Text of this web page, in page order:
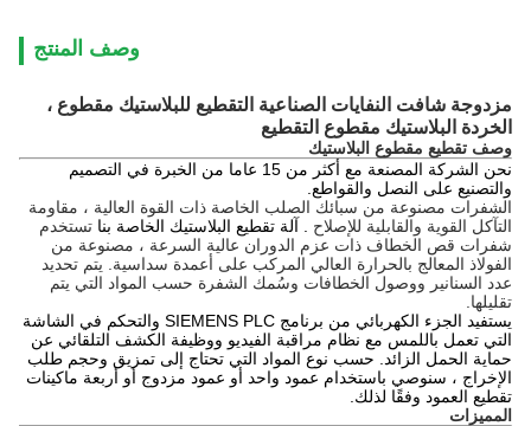
وصف المنتج
مزدوجة شافت النفايات الصناعية التقطيع للبلاستيك مقطوع ،
الخردة البلاستيك مقطوع التقطيع
وصف تقطيع مقطوع البلاستيك
نحن الشركة المصنعة مع أكثر من 15 عاما من الخبرة في التصميم
والتصنيع على النصل والقواطع.
الشفرات مصنوعة من سبائك الصلب الخاصة ذات القوة العالية ، مقاومة
التآكل القوية والقابلية للإصلاح
آلة تقطيع البلاستيك الخاصة بنا تستخدم
شفرات قص الخطاف ذات عزم الدوران عالية السرعة ، مصنوعة من
الفولاذ المعالج بالحرارة العالي المركب على أعمدة سداسية.
يتم تحديد
عدد السنانير ووصول الخطافات وسُمك الشفرة حسب المواد التي يتم
تقليلها.
يستفيد الجزء الكهربائي من برنامج SIEMENS PLC والتحكم في الشاشة
التي تعمل باللمس مع نظام مراقبة الفيديو ووظيفة الكشف التلقائي عن
حماية الحمل الزائد.
حسب نوع المواد التي تحتاج إلى تمزيق وحجم طلب
الإخراج ، سنوصي باستخدام عمود واحد أو عمود مزدوج أو أربعة ماكينات
تقطيع العمود وفقًا لذلك.
المميزات